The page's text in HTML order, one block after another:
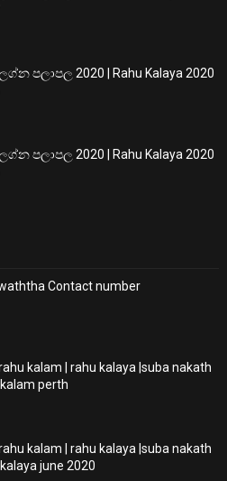
පලාපල 2020 | Rahu Kalaya 2020
පලාපල 2020 | Rahu Kalaya 2020
Contact number
kalam | rahu kalaya |suba nakath
perth
kalam | rahu kalaya |suba nakath
june 2020